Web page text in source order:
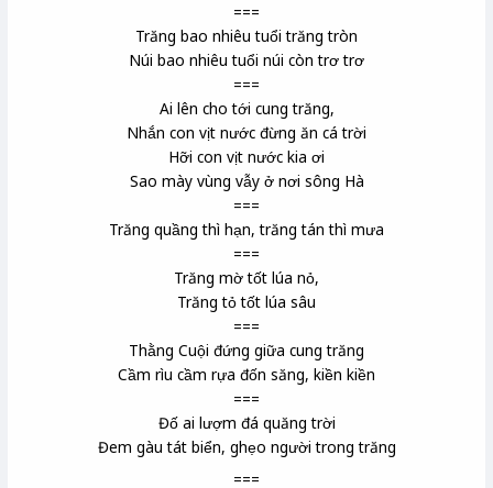
===
Trăng bao nhiêu tuổi trăng tròn
Núi bao nhiêu tuổi núi còn trơ trơ
===
Ai lên cho tới cung trăng,
Nhắn con vịt nước đừng ăn cá trời
Hỡi con vịt nước kia ơi
Sao mày vùng vẫy ở nơi sông Hà
===
Trăng quầng thì hạn, trăng tán thì mưa
===
Trăng mờ tốt lúa nỏ,
Trăng tỏ tốt lúa sâu
===
Thằng Cuội đứng giữa cung trăng
Cầm rìu cầm rựa đốn săng, kiền kiền
===
Đố ai lượm đá quăng trời
Đem gàu tát biển, ghẹo người trong trăng
===